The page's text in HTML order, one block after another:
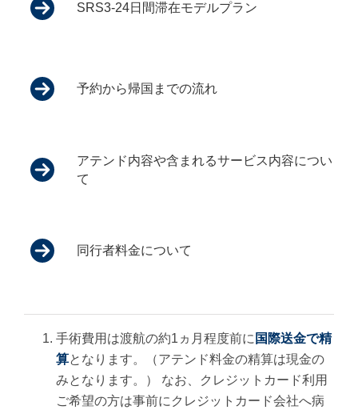
SRS3-24日間滞在モデルプラン
予約から帰国までの流れ
アテンド内容や含まれるサービス内容につい
て
同行者料金について
手術費用は渡航の約1ヵ月程度前に 国際送金で精
算となります。（アテンド料金の精算は現金の
みとなります。） なお、クレジットカード利用
ご希望の方は事前にクレジットカード会社へ病